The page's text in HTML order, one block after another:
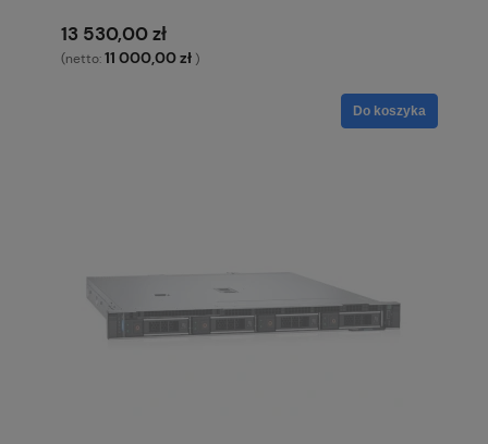
13 530,00 zł
(netto:11 000,00 zł )
Do koszyka